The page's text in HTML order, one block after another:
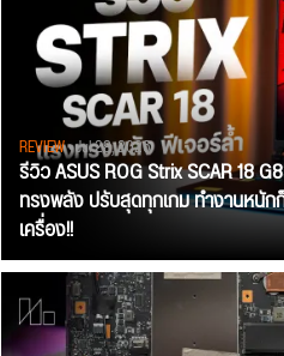
REVIEW• Jul 28, 2026
รีวิว ASUS ROG Strix SCAR 18
ทรงพลัง ปรับสุดทุกเกม ทำงานหนัก
เครื่อง!!